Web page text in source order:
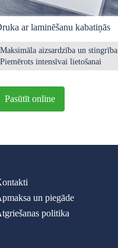
ar laminēšanu kabatiņās
Maksimāla aizsardzība un stingrība
Piemērots intensīvai lietošanai
Pasūtīt online
un piegāde
politika